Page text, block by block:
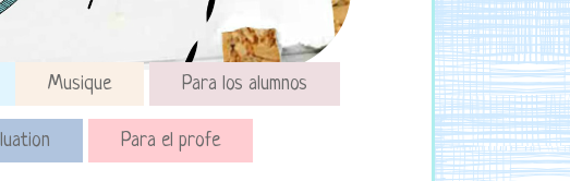
Musique Para los alumnos
Para el profe